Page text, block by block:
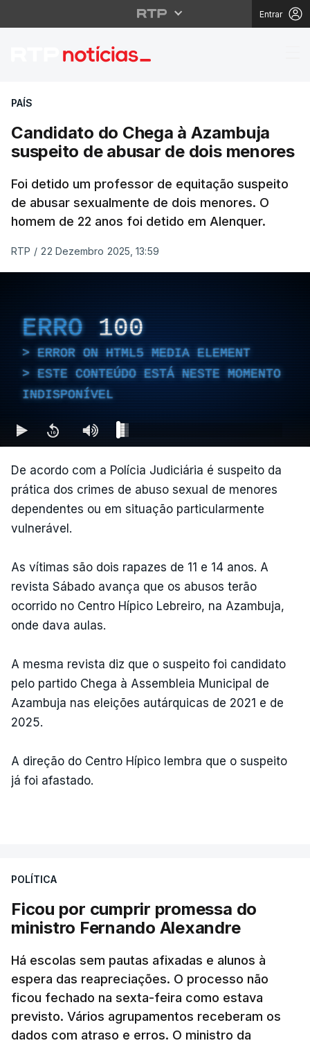
Entrar
Candidato do Chega
PAÍS
Candidato do Chega à Azambuja
suspeito de abusar de dois menores
Foi detido um professor de equitação suspeito
de abusar sexualmente de dois menores. O
homem de 22 anos foi detido em Alenquer.
RTP / 22 Dezembro 2025, 13:59
ERRO 100
ERROR ON HTML5 MEDIA ELEMENT
ESTE CONTEÚDO ESTÁ NESTE MOMENTO
INDISPONÍVEL
De acordo com a Polícia Judiciária é suspeito da
prática dos crimes de abuso sexual de menores
dependentes ou em situação particularmente
vulnerável.
As vítimas são dois rapazes de 11 e 14 anos. A
revista Sábado avança que os abusos terão
ocorrido no Centro Hípico Lebreiro, na Azambuja,
onde dava aulas.
A mesma revista diz que o suspeito foi candidato
pelo partido Chega à Assembleia Municipal de
Azambuja nas eleições autárquicas de 2021 e de
2025.
A direção do Centro Hípico lembra que o suspeito
já foi afastado.
POLÍTICA
Ficou por cumprir promessa do
ministro Fernando Alexandre
Há escolas sem pautas afixadas e alunos à
espera das reapreciações. O processo não
ficou fechado na sexta-feira como estava
previsto. Vários agrupamentos receberam os
dados com atraso e erros. O ministro da